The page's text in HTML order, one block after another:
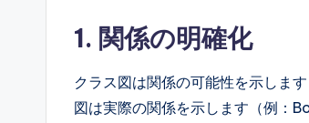
1. 関係の明確化
クラス図は関係の可能性を示しま
図は実際の関係を示します（例：